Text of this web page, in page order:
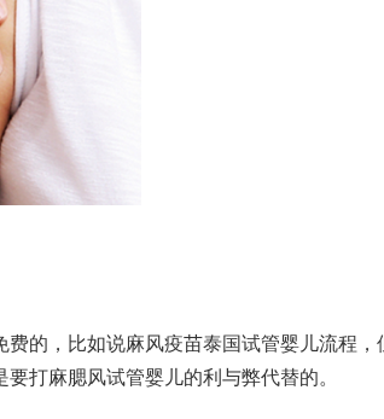
费的，比如说麻风疫苗泰国试管婴儿流程
要打麻腮风试管婴儿的利与弊代替的。